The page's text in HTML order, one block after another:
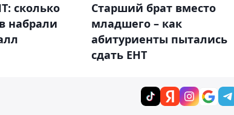
сколько
набрали
Старший брат вместо
младшего – как
абитуриенты пытались
сдать ЕНТ